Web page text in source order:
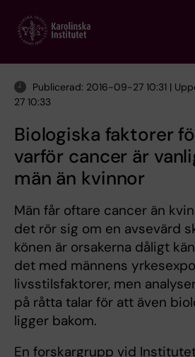
main
Publicerad: 2016-09-27 10:31 |
27 10:33
Biologiska faktorer
varför cancer är
män än kvinnor
Män får oftare cancer än
det rör sig om en avsevärd
könen är orsakerna dåligt
det med männens
livsstilsfaktorer, men
på råtta talar för att även
ligger bakom.
En forskargrupp vid